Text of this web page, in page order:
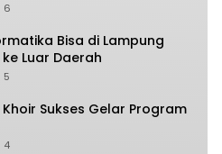
6
Bisa di Lampung
Luar Daerah
5
Khoir Sukses Gelar Program
4